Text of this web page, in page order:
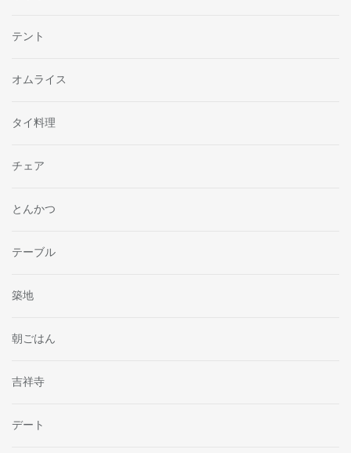
テント
オムライス
タイ料理
チェア
とんかつ
テーブル
築地
朝ごはん
吉祥寺
デート